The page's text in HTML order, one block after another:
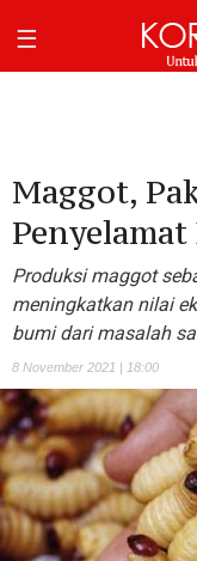
Maggot,
Produksi maggot
meningkatkan nilai
bumi dari masalah
8 November 2021 | 18:00